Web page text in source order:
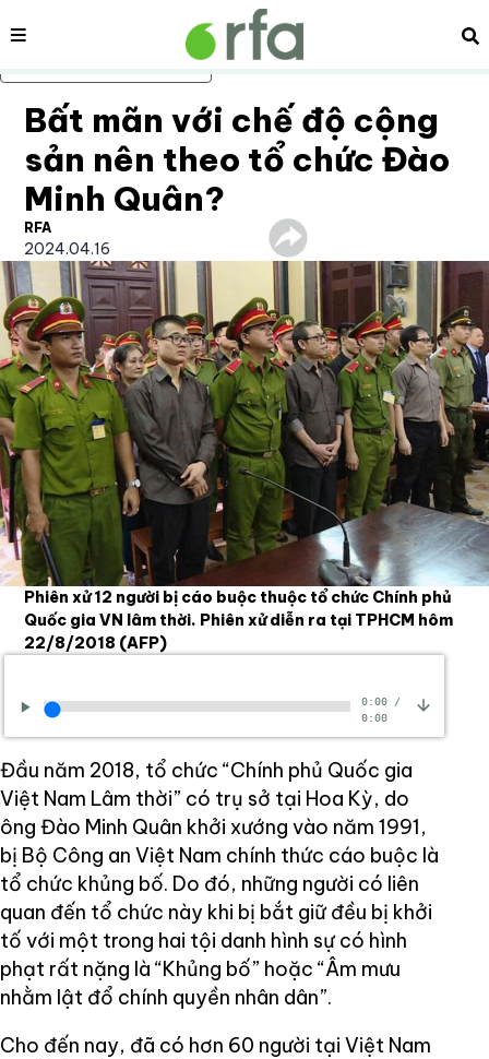
Bỏ qua nội dung chính
Nội dung
Bất mãn với chế độ cộng
sản nên theo tổ chức Đào
Minh Quân?
RFA
2024.04.16
Phiên xử 12 người bị cáo buộc thuộc tổ chức Chính phủ
Quốc gia VN lâm thời. Phiên xử diễn ra tại TPHCM hôm
22/8/2018 (AFP)
0:00/
0:00
Đầu năm 2018, tổ chức “Chính phủ Quốc gia
Việt Nam Lâm thời” có trụ sở tại Hoa Kỳ, do
ông Đào Minh Quân khởi xướng vào năm 1991,
bị Bộ Công an Việt Nam chính thức cáo buộc là
tổ chức khủng bố. Do đó, những người có liên
quan đến tổ chức này khi bị bắt giữ đều bị khởi
tố với một trong hai tội danh hình sự có hình
phạt rất nặng là “Khủng bố” hoặc “Âm mưu
nhằm lật đổ chính quyền nhân dân”.
Cho đến nay, đã có hơn 60 người tại Việt Nam